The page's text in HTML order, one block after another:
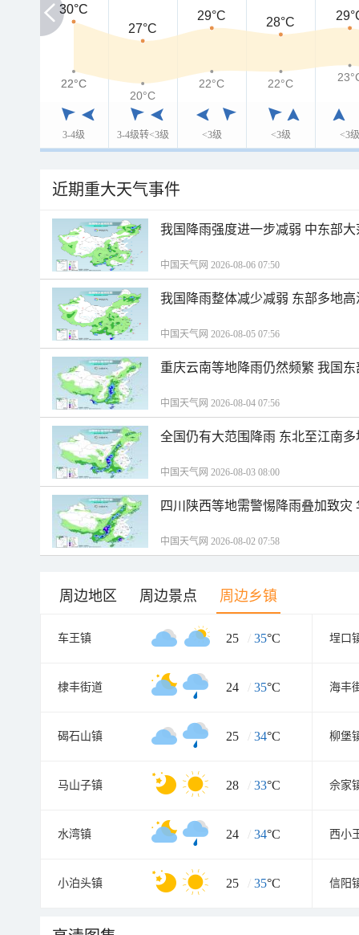
3-4级 3-4级转<3级 <3级 <3级 <3级
30°C
30°C
27°C
29°C 28°C
22°C
22°C
20°C
22°C 22°C
近期重大天气事件
我国降雨强度进一步减弱 中东部
中国天气网 2026-08-06 07:50
我国降雨整体减少减弱 东部多地
中国天气网 2026-08-05 07:56
重庆云南等地降雨仍然频繁 我国
中国天气网 2026-08-04 07:56
全国仍有大范围降雨 东北至江南
中国天气网 2026-08-03 08:00
四川陕西等地需警惕降雨叠加致
中国天气网 2026-08-02 07:58
周边地区 周边景点 周边乡镇
车王镇 25 / 35°C 埕口
棣丰街道 24 / 35°C 海丰
碣石山镇 25 / 34°C 柳堡
马山子镇 28 / 33°C 佘家
水湾镇 24 / 34°C 西小
小泊头镇 25 / 35°C 信阳